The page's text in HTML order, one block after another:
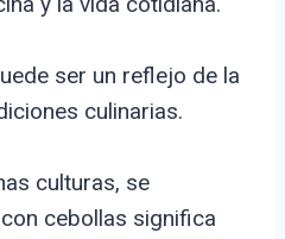
ser un reflejo de la
culinarias.
culturas, se
cebollas significa